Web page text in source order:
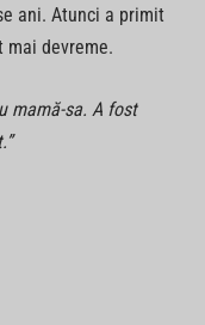
ani. Atunci a primit
mai devreme.
mamă-sa. A fost